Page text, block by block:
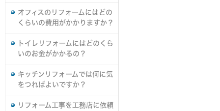
オフィスのリフォームにはどの
くらいの費用がかかりますか？
トイレリフォームにはどのくら
いのお金がかかるの？
キッチンリフォームでは何に気
をつればよいですか？
リフォーム工事を工務店に依頼